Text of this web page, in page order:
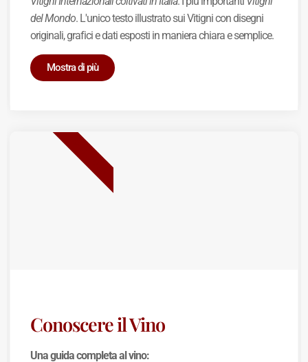
del Mondo. L'unico testo illustrato sui Vitigni con disegni
originali, grafici e dati esposti in maniera chiara e semplice.
Mostra di più
Conoscere il Vino
Una guida completa al vino:
BEST SELLER